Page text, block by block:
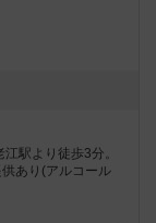
駅より徒歩3分。
あり(アルコール